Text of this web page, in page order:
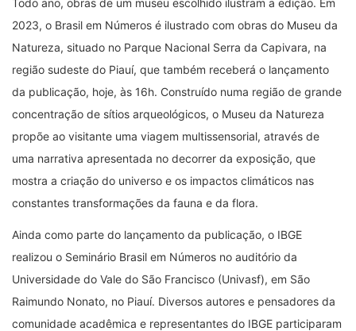
2023, o Brasil em Números é ilustrado com obras do Museu da
Natureza, situado no Parque Nacional Serra da Capivara, na
região sudeste do Piauí, que também receberá o lançamento
da publicação, hoje, às 16h. Construído numa região de grande
concentração de sítios arqueológicos, o Museu da Natureza
propõe ao visitante uma viagem multissensorial, através de
uma narrativa apresentada no decorrer da exposição, que
mostra a criação do universo e os impactos climáticos nas
constantes transformações da fauna e da flora.
Ainda como parte do lançamento da publicação, o IBGE
realizou o Seminário Brasil em Números no auditório da
Universidade do Vale do São Francisco (Univasf), em São
Raimundo Nonato, no Piauí. Diversos autores e pensadores da
comunidade acadêmica e representantes do IBGE participaram